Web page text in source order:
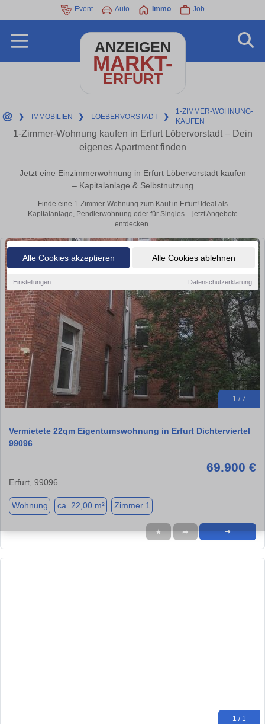
Alle Cookies akzeptieren Alle Cookies ablehnen
Einstellungen Datenschutzerklärung
Event Auto Immo Job
ANZEIGEN
MARKT-
ERFURT
❯ IMMOBILIEN ❯ LOEBERVORSTADT ❯
1-ZIMMER-WOHNUNG-
KAUFEN
1-Zimmer-Wohnung kaufen in Erfurt Löbervorstadt – Dein
eigenes Apartment finden
Jetzt eine Einzimmerwohnung in Erfurt Löbervorstadt kaufen
– Kapitalanlage & Selbstnutzung
Finde eine 1-Zimmer-Wohnung zum Kauf in Erfurt! Ideal als
Kapitalanlage, Pendlerwohnung oder für Singles – jetzt Angebote
entdecken.
1 / 7
Vermietete 22qm Eigentumswohnung in Erfurt Dichterviertel
99096
69.900 €
Erfurt, 99096
Wohnung ca. 22,00 m² Zimmer 1
★ ➦ ➜
1 / 1